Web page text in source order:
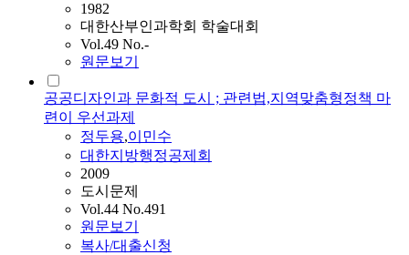
1982
대한산부인과학회 학술대회
Vol.49 No.-
원문보기
공공디자인과 문화적 도시 ; 관련법,지역맞춤형정책 마
련이 우선과제
정두용,이민수
대한지방행정공제회
2009
도시문제
Vol.44 No.491
원문보기
복사/대출신청